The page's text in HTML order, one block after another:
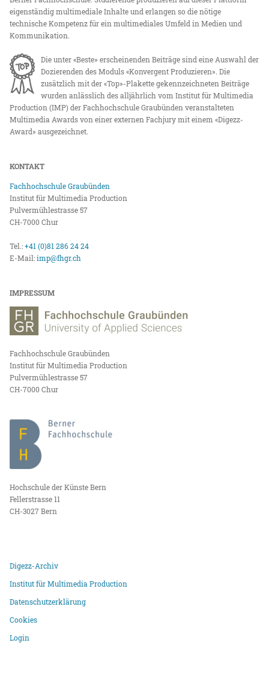
eigenständig multimediale Inhalte und erlangen so die nötige
technische Kompetenz für ein multimediales Umfeld in Medien und
Kommunikation.
Die unter «Beste» erscheinenden Beiträge sind eine Auswahl der
Dozierenden des Moduls «Konvergent Produzieren». Die
zusätzlich mit der «Top»-Plakette gekennzeichneten Beiträge
wurden anlässlich des alljährlich vom Institut für Multimedia
Production (IMP) der Fachhochschule Graubünden veranstalteten
Multimedia Awards von einer externen Fachjury mit einem «Digezz-
Award» ausgezeichnet.
KONTAKT
Fachhochschule Graubünden
Institut für Multimedia Production
Pulvermühlestrasse 57
CH-7000 Chur
Tel.:+41 (0)81 286 24 24
E-Mail:imp@fhgr.ch
IMPRESSUM
Fachhochschule Graubünden
Institut für Multimedia Production
Pulvermühlestrasse 57
CH-7000 Chur
Hochschule der Künste Bern
Fellerstrasse 11
CH-3027 Bern
Digezz-Archiv
Institut für Multimedia Production
Datenschutzerklärung
Cookies
Login